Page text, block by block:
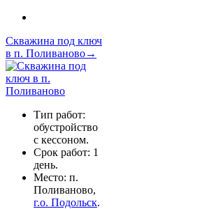
Скважина под ключ
в п. Поливаново→
Тип работ:
обустройство
с кессоном.
Срок работ: 1
день.
Место: п.
Поливаново,
г.о. Подольск.